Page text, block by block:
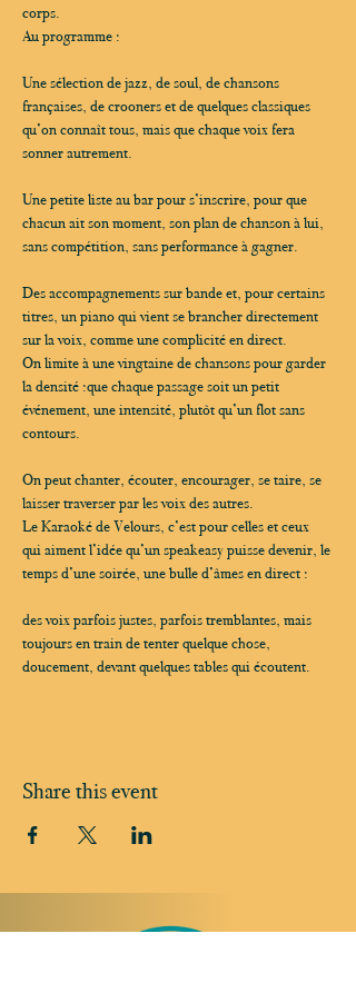
corps.
Au programme :
Une sélection de jazz, de soul, de chansons
françaises, de crooners et de quelques classiques
qu’on connaît tous, mais que chaque voix fera
sonner autrement.
Une petite liste au bar pour s’inscrire, pour que
chacun ait son moment, son plan de chanson à lui,
sans compétition, sans performance à gagner.
Des accompagnements sur bande et, pour certains
titres, un piano qui vient se brancher directement
sur la voix, comme une complicité en direct.
On limite à une vingtaine de chansons pour garder
la densité :que chaque passage soit un petit
événement, une intensité, plutôt qu’un flot sans
contours.
On peut chanter, écouter, encourager, se taire, se
laisser traverser par les voix des autres.
Le Karaoké de Velours, c’est pour celles et ceux
qui aiment l’idée qu’un speakeasy puisse devenir, le
temps d’une soirée, une bulle d’âmes en direct :
des voix parfois justes, parfois tremblantes, mais
toujours en train de tenter quelque chose,
doucement, devant quelques tables qui écoutent.
Share this event